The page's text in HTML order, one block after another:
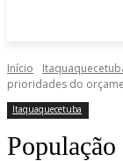
Início
prioridades do
Itaquaquecetuba